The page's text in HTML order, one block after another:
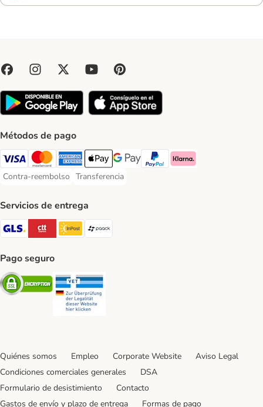
Métodos de pago
Visa Payment Method
Mastercard Payment Method
American Express Payment Method
Apple Pay Payment Method
Google Pay Payment Method
PayPal Payment Method
Klarna Payment Method
Contra-reembolso
Contra-reembolso Payment Method
Transferencia
Transferencia Payment Method
Servicios de entrega
GLS Shipping Method
CTTExpress Shipping Method
InPost Shipping Method
paack Shipping Method
Pago seguro
Security
Quiénes somos Empleo Corporate Website
Aviso Legal
Condiciones comerciales generales
DSA
Formulario de desistimiento
Contacto
Gastos de envío y plazo de entrega
Formas de pago